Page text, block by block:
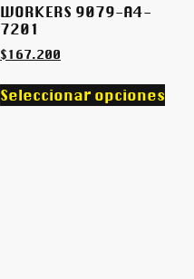
WORKERS 9079-A4-
7201
$167.200
Seleccionar opciones